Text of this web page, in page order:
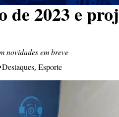
de 2023 e
novidades em breve
Destaques, Esporte